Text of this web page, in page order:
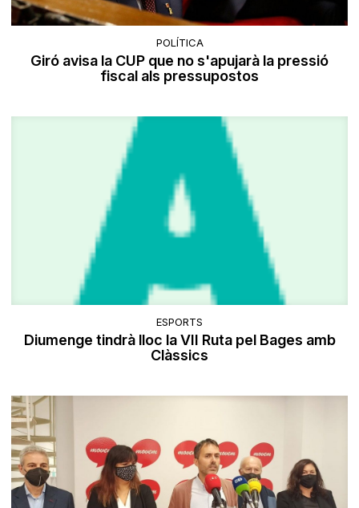
POLÍTICA
Giró avisa la CUP que no s'apujarà la pressió
fiscal als pressupostos
ESPORTS
Diumenge tindrà lloc la VII Ruta pel Bages amb
Clàssics